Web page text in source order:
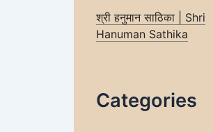
श्री हनुमान साठिका | Shri
Hanuman Sathika
Categories